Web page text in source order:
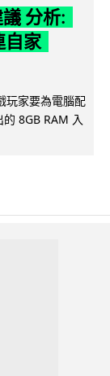
分析:
自家
玩家要為電腦配
8GB RAM 入